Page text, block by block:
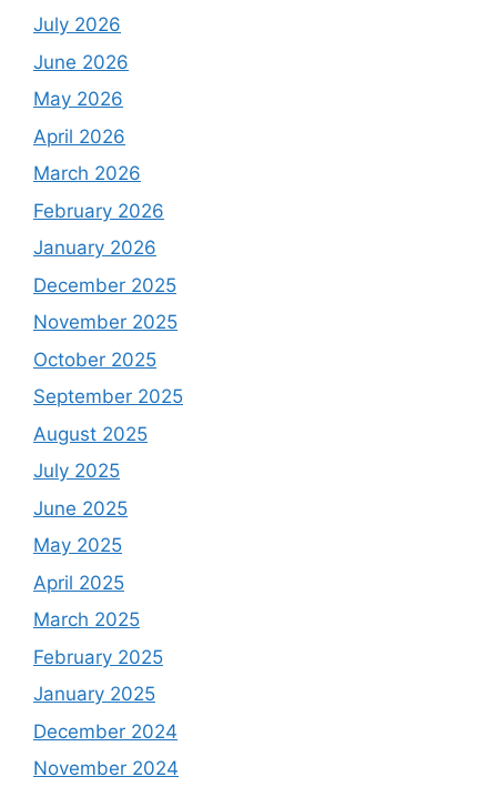
July 2026
June 2026
May 2026
April 2026
March 2026
February 2026
January 2026
December 2025
November 2025
October 2025
September 2025
August 2025
July 2025
June 2025
May 2025
April 2025
March 2025
February 2025
January 2025
December 2024
November 2024